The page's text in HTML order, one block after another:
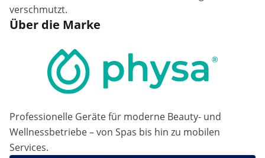
verschmutzt.
Über die Marke
Professionelle Geräte für moderne Beauty- und
Wellnessbetriebe – von Spas bis hin zu mobilen
Services.